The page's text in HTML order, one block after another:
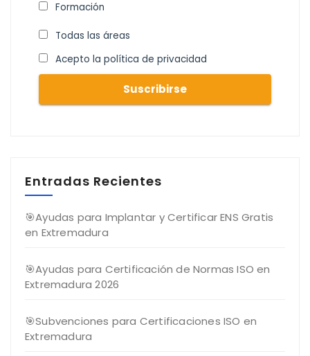
Formación
Todas las áreas
Acepto la política de privacidad
Entradas Recientes
🎯Ayudas para Implantar y Certificar ENS Gratis
en Extremadura
🎯Ayudas para Certificación de Normas ISO en
Extremadura 2026
🎯Subvenciones para Certificaciones ISO en
Extremadura